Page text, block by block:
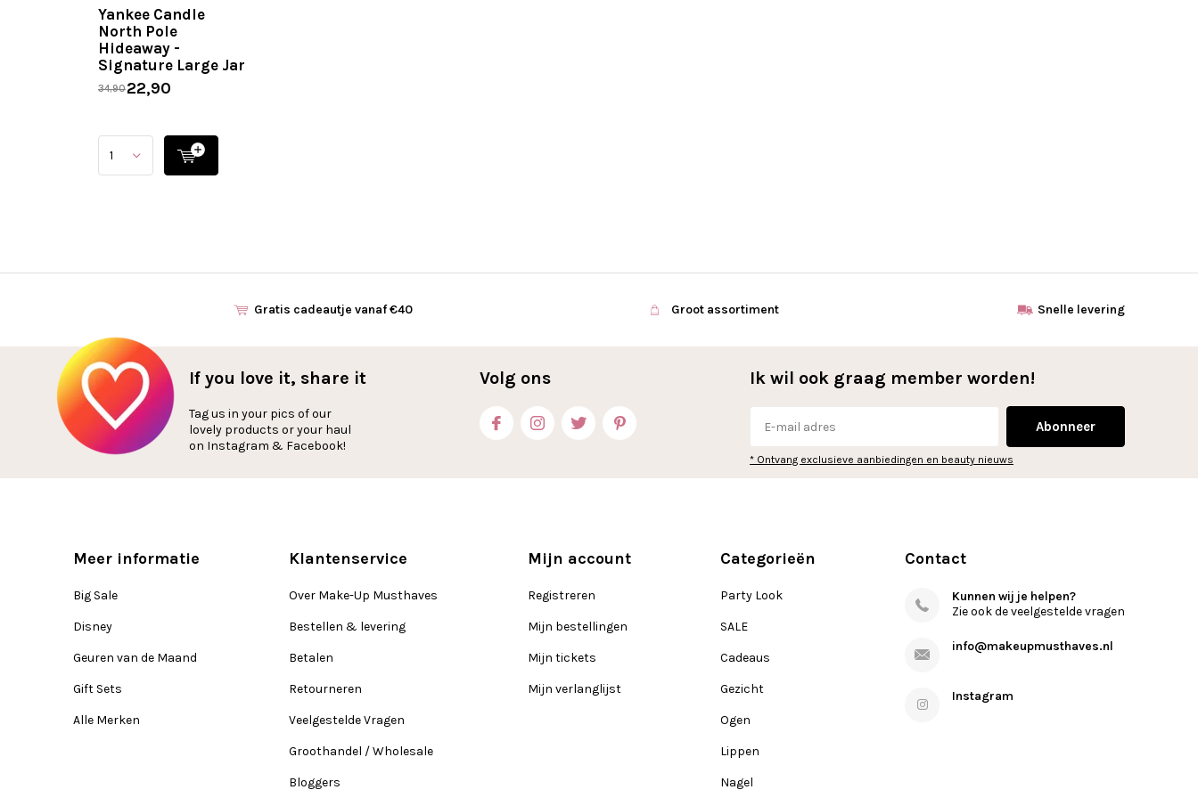
Yankee Candle
North Pole
Hideaway -
Signature Large Jar
34,9022,90
Gratis cadeautje vanaf €40 Groot assortiment Snelle levering
If you love it, share it
Tag us in your pics of our
lovely products or your haul
on Instagram & Facebook!
Volg ons Ik wil ook graag member worden!
Abonneer
* Ontvang exclusieve aanbiedingen en beauty nieuws
Meer informatie
Big Sale
Disney
Geuren van de Maand
Gift Sets
Alle Merken
Klantenservice
Over Make-Up Musthaves
Bestellen & levering
Betalen
Retourneren
Veelgestelde Vragen
Groothandel / Wholesale
Bloggers
Mijn account
Registreren
Mijn bestellingen
Mijn tickets
Mijn verlanglijst
Categorieën
Party Look
SALE
Cadeaus
Gezicht
Ogen
Lippen
Nagel
Contact
Kunnen wij je helpen?
Zie ook de veelgestelde vragen
info@makeupmusthaves.nl
Instagram